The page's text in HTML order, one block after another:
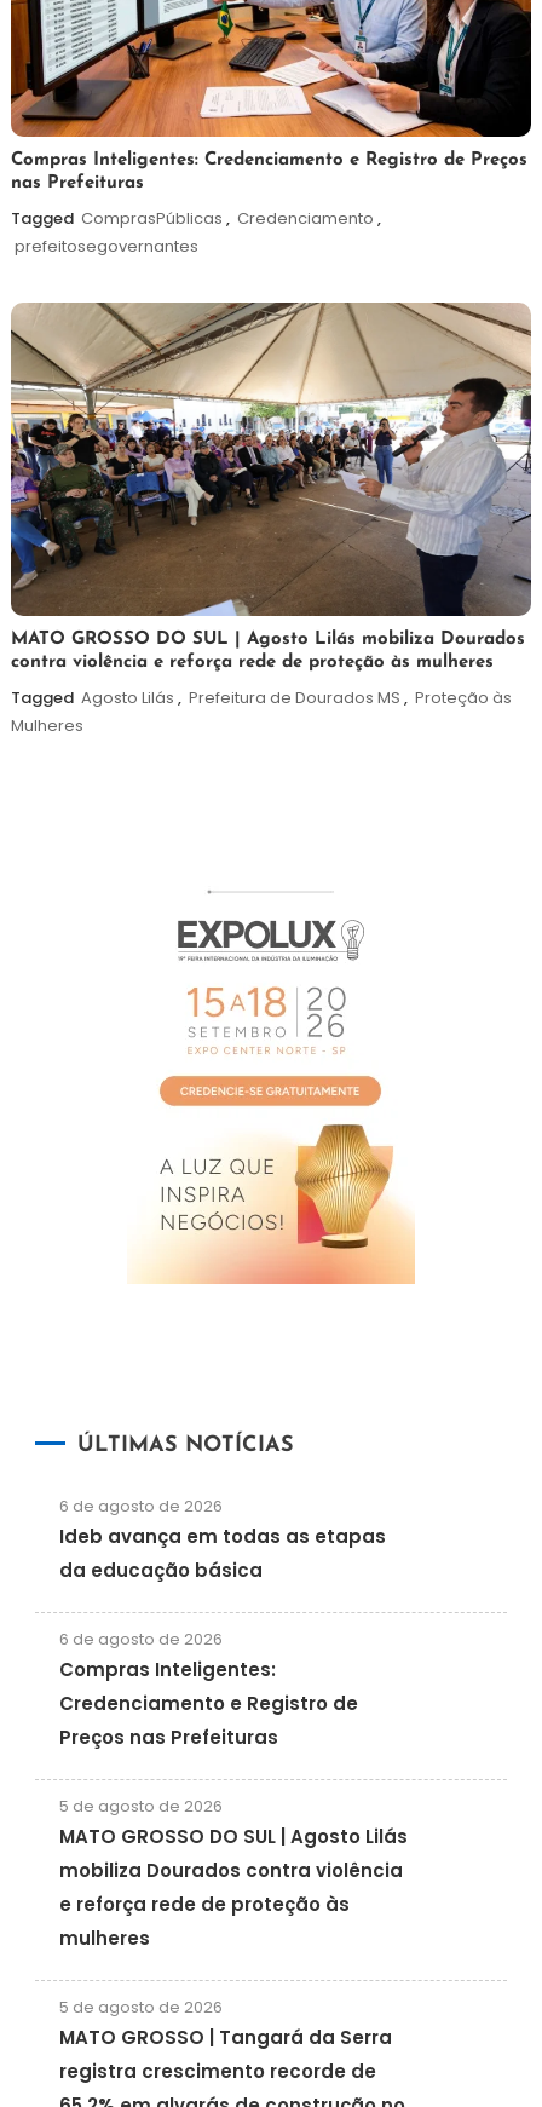
6
de
agosto
de
2026
Redação
Compras Inteligentes: Credenciamento e Registro de Preços
nas Prefeituras
Tagged ComprasPúblicas , Credenciamento ,
prefeitosegovernantes
5
de
agosto
de
Maurilio
MATO GROSSO DO SUL | Agosto Lilás mobiliza Dourados
contra violência e reforça rede de proteção às mulheres
Tagged Agosto Lilás , Prefeitura de Dourados MS , Proteção às
Mulheres
ÚLTIMAS NOTÍCIAS
6 de agosto de 2026
Ideb avança em todas as etapas
da educação básica
6 de agosto de 2026
Compras Inteligentes:
Credenciamento e Registro de
Preços nas Prefeituras
5 de agosto de 2026
MATO GROSSO DO SUL | Agosto Lilás
mobiliza Dourados contra violência
e reforça rede de proteção às
mulheres
5 de agosto de 2026
MATO GROSSO | Tangará da Serra
registra crescimento recorde de